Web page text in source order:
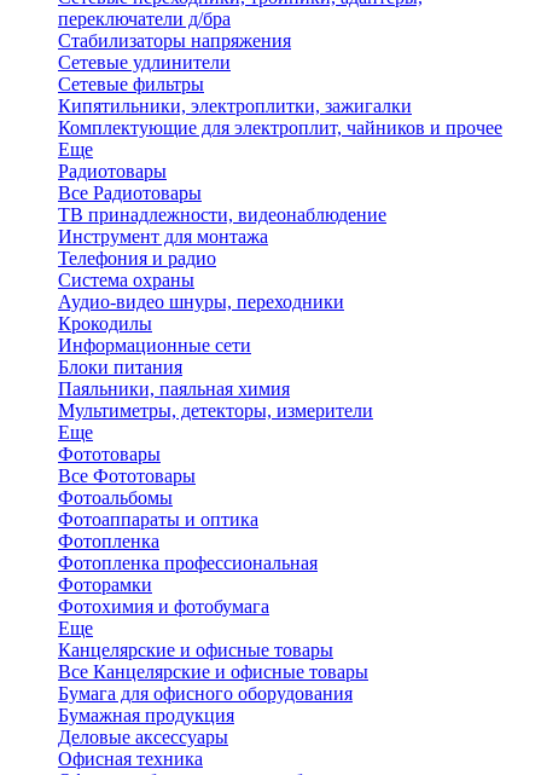
переключатели д/бра
Стабилизаторы напряжения
Сетевые удлинители
Сетевые фильтры
Кипятильники, электроплитки, зажигалки
Комплектующие для электроплит, чайников и прочее
Еще
Радиотовары
Все Радиотовары
ТВ принадлежности, видеонаблюдение
Инструмент для монтажа
Телефония и радио
Система охраны
Аудио-видео шнуры, переходники
Крокодилы
Информационные сети
Блоки питания
Паяльники, паяльная химия
Мультиметры, детекторы, измерители
Еще
Фототовары
Все Фототовары
Фотоальбомы
Фотоаппараты и оптика
Фотопленка
Фотопленка профессиональная
Фоторамки
Фотохимия и фотобумага
Еще
Канцелярские и офисные товары
Все Канцелярские и офисные товары
Бумага для офисного оборудования
Бумажная продукция
Деловые аксессуары
Офисная техника